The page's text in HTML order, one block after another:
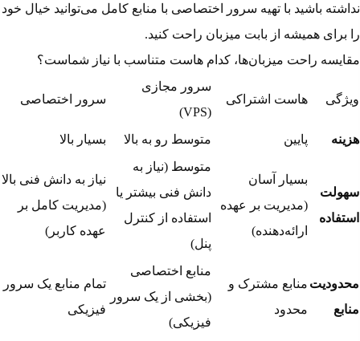
نداشته باشید با تهیه سرور اختصاصی با منابع کامل می‌توانید خیال خود
را برای همیشه از بابت میزبان راحت کنید.
مقایسه راحت میزبان‌ها، کدام هاست متناسب با نیاز شماست؟
ویژگی هاست اشتراکی
سرور مجازی
(VPS)
سرور اختصاصی
هزینه پایین متوسط رو به بالا بسیار بالا
سهولت
استفاده
بسیار آسان
(مدیریت بر عهده
ارائه‌دهنده)
متوسط (نیاز به
دانش فنی بیشتر یا
استفاده از کنترل
پنل)
نیاز به دانش فنی بالا
(مدیریت کامل بر
عهده کاربر)
محدودیت
منابع
منابع مشترک و
محدود
منابع اختصاصی
(بخشی از یک سرور
فیزیکی)
تمام منابع یک سرور
فیزیکی